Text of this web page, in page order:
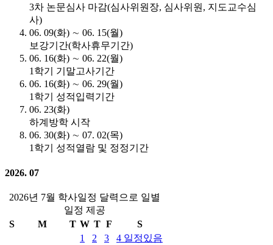
3차 논문심사 마감(심사위원장, 심사위원, 지도교수심
사)
06. 09(화) ∼ 06. 15(월)
보강기간(학사휴무기간)
06. 16(화) ∼ 06. 22(월)
1학기 기말고사기간
06. 16(화) ∼ 06. 29(월)
1학기 성적입력기간
06. 23(화)
하계방학 시작
06. 30(화) ∼ 07. 02(목)
1학기 성적열람 및 정정기간
2026. 07
2026년 7월 학사일정 달력으로 일별
일정 제공
S
M T W T F
S
1
2 3 4 일정있음